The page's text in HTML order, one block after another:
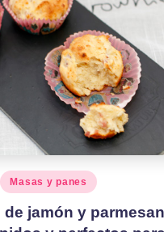
Masas y panes
de jamón y